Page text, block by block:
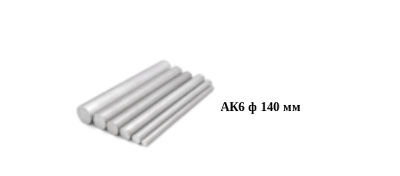
АК6 ф 140 мм